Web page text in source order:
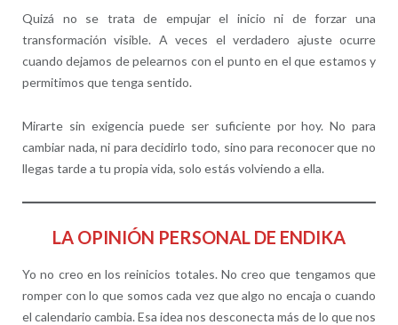
Quizá no se trata de empujar el inicio ni de forzar una
transformación visible. A veces el verdadero ajuste ocurre
cuando dejamos de pelearnos con el punto en el que estamos y
permitimos que tenga sentido.
Mirarte sin exigencia puede ser suficiente por hoy. No para
cambiar nada, ni para decidirlo todo, sino para reconocer que no
llegas tarde a tu propia vida, solo estás volviendo a ella.
LA OPINIÓN PERSONAL DE ENDIKA
Yo no creo en los reinicios totales. No creo que tengamos que
romper con lo que somos cada vez que algo no encaja o cuando
el calendario cambia. Esa idea nos desconecta más de lo que nos